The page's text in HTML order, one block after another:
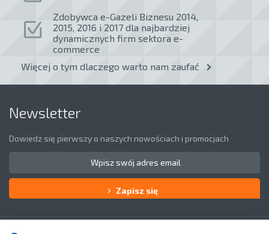
Zdobywca e-Gazeli Biznesu 2014,
2015, 2016 i 2017 dla najbardziej
dynamicznych firm sektora e-
commerce
Więcej o tym dlaczego warto nam zaufać
Newsletter
Dowiedz się pierwszy o naszych nowościach i promocjach
Zapisz się